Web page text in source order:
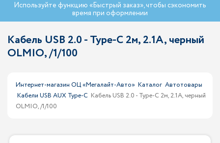
Используйте функцию «Быстрый заказ», чтобы сэкономить
время при оформлении
Кабель USB 2.0 - Type-С 2м, 2.1A, черный
OLMIO, /1/100
Интернет-магазин ОЦ «Мегалайт-Авто» Каталог Автотовары
Кабели USB AUX Type-C Кабель USB 2.0 - Type-С 2м, 2.1A, черный
OLMIO, /1/100